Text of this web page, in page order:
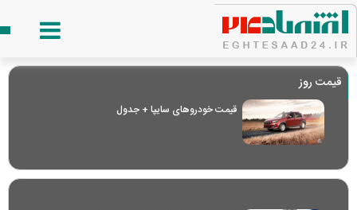
قیمت روز
قیمت خودرو‌های سایپا + جدول